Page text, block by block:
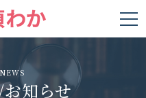
知らせ